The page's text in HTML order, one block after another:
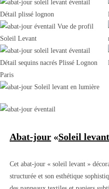
Abat-jour «Soleil levant
Cet abat-jour « soleil levant »
structurée et son esthétique